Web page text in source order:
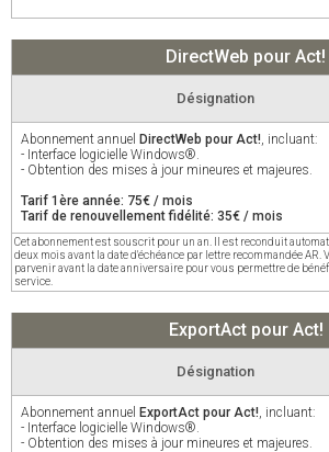
DirectWeb pour Act!
Désignation
Abonnement annuel DirectWeb pour Act!, incluant:
- Interface logicielle Windows®.
- Obtention des mises à jour mineures et majeures.
Tarif 1ère année: 75€ / mois
Tarif de renouvellement fidélité: 35€ / mois
Cet abonnement est souscrit pour un an. Il est reconduit
deux mois avant la date d'échéance par lettre recommandée AR.
parvenir avant la date anniversaire pour vous permettre de
service.
ExportAct pour Act!
Désignation
Abonnement annuel ExportAct pour Act!, incluant:
- Interface logicielle Windows®.
- Obtention des mises à jour mineures et majeures.